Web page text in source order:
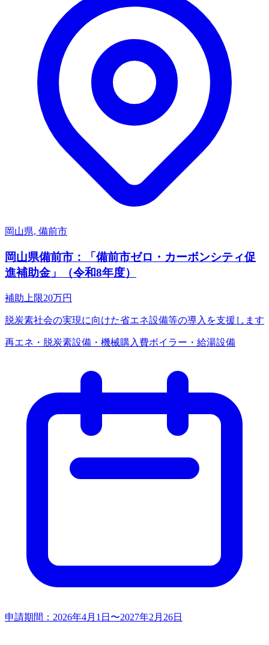
岡山県, 備前市
岡山県備前市：「備前市ゼロ・カーボンシティ促
進補助金」（令和8年度）
補助上限20万円
脱炭素社会の実現に向けた省エネ設備等の導入を支援します
再エネ・脱炭素設備・機械購入費ボイラー・給湯設備
申請期間： 2026年4月1日〜2027年2月26日